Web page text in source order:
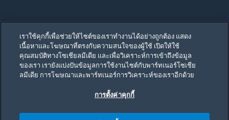
เครื่องล้างจานแบบผนึกเฟอร์นิเจอ
เครื่องใช้ไฟฟ้าขนาดเล็ก
เครื่องชงกาแฟ
Our parent company, Beko has 55,000 employees throughout the world
with its global operations through its subsidiaries in 57 countries and 45
production facilities in 13 countries
(i.e. Türkiye, UK, Italy, Romania, Slovakia, Poland, South Africa, Russia,
Pakistan, India, Bangladesh, Thailand and China).
Beko became the largest white goods company in Europe with its
are home to over 2,300 researchers and hold more than 3,500
เราใช้คุกกี้เพื่อช่วยให้ไซต์ของเราทำงานได้อย่างถูกต้อง แสดง
เนื้อหาและโฆษณาที่ตรงกับความสนใจของผู้ใช้ เปิดให้ใช้
คุณสมบัติทางโซเชียลมีเดีย และเพื่อวิเคราะห์การเข้าถึงข้อมูล
ของเรา เรายังแบ่งปันข้อมูลการใช้งานไซต์กับพาร์ทเนอร์โซเชีย
ลมีเดีย การโฆษณาและพาร์ทเนอร์การวิเคราะห์ของเราอีกด้วย
การตั้งค่าคุกกี้